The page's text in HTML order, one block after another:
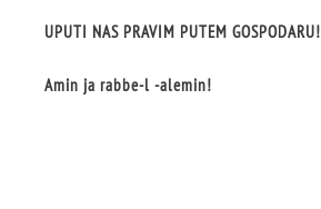
UPUTI NAS PRAVIM PUTEM GOSPODARU!
Amin ja rabbe-l -alemin!